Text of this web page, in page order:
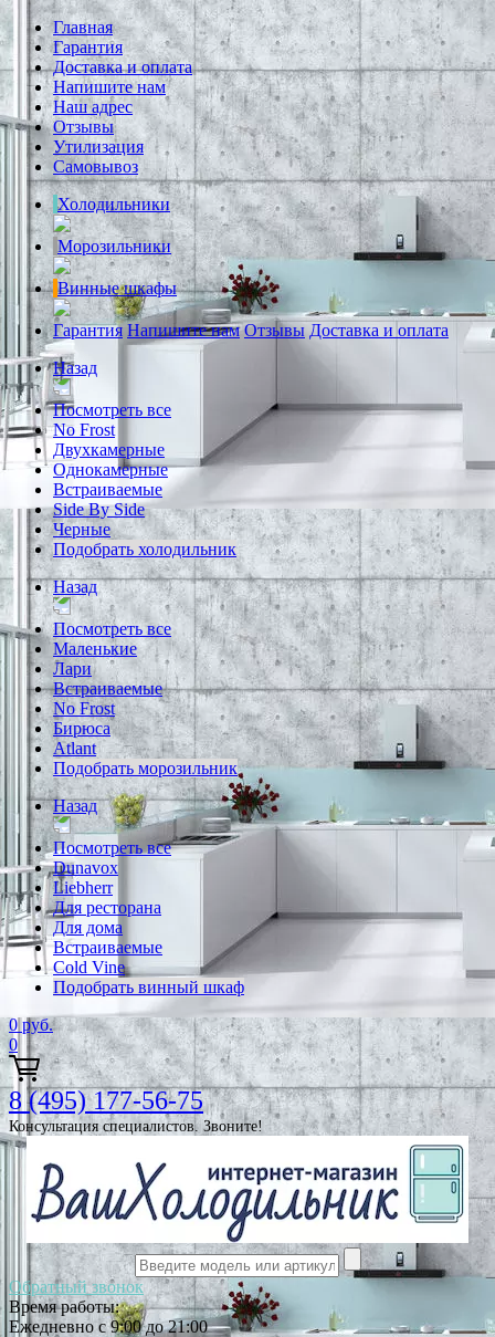
Главная
Гарантия
Доставка и оплата
Напишите нам
Наш адрес
Отзывы
Утилизация
Самовывоз
Холодильники
Морозильники
Винные шкафы
Гарантия Напишите нам Отзывы Доставка и оплата
Назад
Посмотреть все
No Frost
Двухкамерные
Однокамерные
Встраиваемые
Side By Side
Черные
Подобрать холодильник
Назад
Посмотреть все
Маленькие
Лари
Встраиваемые
No Frost
Бирюса
Atlant
Подобрать морозильник
Назад
Посмотреть все
Dunavox
Liebherr
Для ресторана
Для дома
Встраиваемые
Cold Vine
Подобрать винный шкаф
0 руб.
0
8 (495) 177-56-75
Консультация специалистов. Звоните!
Обратный звонок
Время работы:
Ежедневно с 9:00 до 21:00